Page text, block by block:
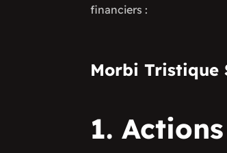
financiers :
Morbi Tristique
1.